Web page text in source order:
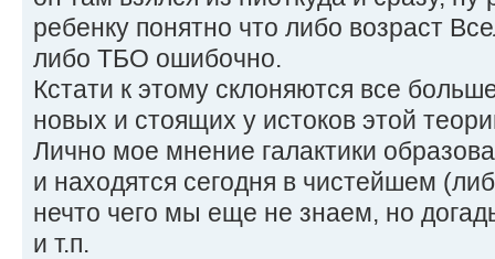
ребенку понятно что либо возраст
либо ТБО ошибочно.
Кстати к этому склоняются все
новых и стоящих у истоков этой
Лично мое мнение галактики
и находятся сегодня в чистейшем
нечто чего мы еще не знаем, но
и т.п.